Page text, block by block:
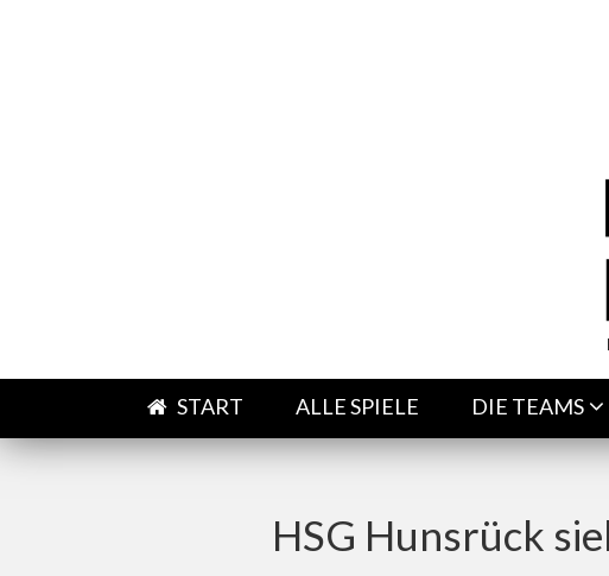
START ALLE SPIELE DIE TEAMS
HSG Hunsrück